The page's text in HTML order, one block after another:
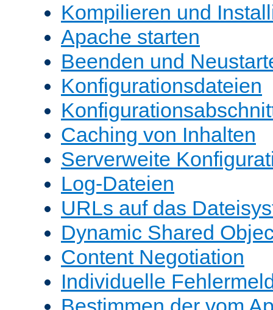
Kompilieren und
Apache starten
Beenden und
Konfigurationsdateien
Caching von Inhalten
Serverweite
Log-Dateien
URLs auf das
Dynamic Shared
Content Negotiation
Individuelle